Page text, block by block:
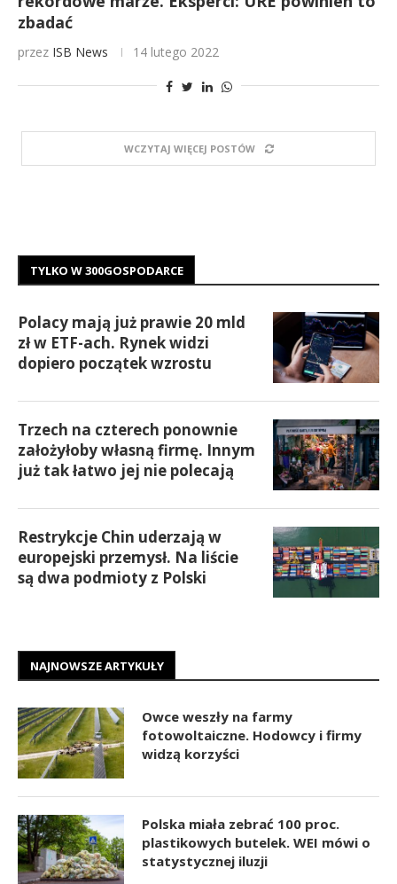
zbadać
przez ISB News 14 lutego 2022
WCZYTAJ WIĘCEJ POSTÓW
TYLKO W 300GOSPODARCE
Polacy mają już prawie 20 mld
zł w ETF-ach. Rynek widzi
dopiero początek wzrostu
Trzech na czterech ponownie
założyłoby własną firmę. Innym
już tak łatwo jej nie polecają
Restrykcje Chin uderzają w
europejski przemysł. Na liście
są dwa podmioty z Polski
NAJNOWSZE ARTYKUŁY
Owce weszły na farmy
fotowoltaiczne. Hodowcy i firmy
widzą korzyści
Polska miała zebrać 100 proc.
plastikowych butelek. WEI mówi o
statystycznej iluzji